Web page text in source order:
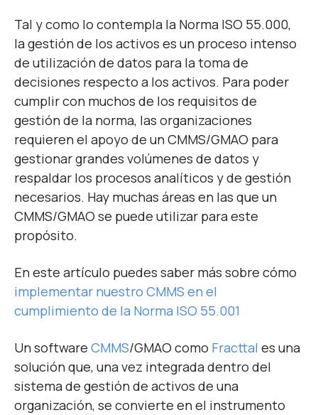
Tal y como lo contempla la Norma ISO 55.000,
la gestión de los activos es un proceso intenso
de utilización de datos para la toma de
decisiones respecto a los activos. Para poder
cumplir con muchos de los requisitos de
gestión de la norma, las organizaciones
requieren el apoyo de un CMMS/GMAO para
gestionar grandes volúmenes de datos y
respaldar los procesos analíticos y de gestión
necesarios. Hay muchas áreas en las que un
CMMS/GMAO se puede utilizar para este
propósito.
En este artículo puedes saber más sobre cómo
implementar nuestro CMMS en el
cumplimiento de la Norma ISO 55.001
Unsoftware CMMS/GMAO como Fracttal es una
solución que, una vez integrada dentro del
sistema de gestión de activos de una
organización, se convierte en el instrumento